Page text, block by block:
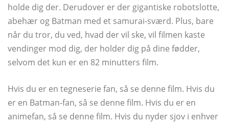
holde dig der. Derudover er der gigantiske robotslotte,
abehær og Batman med et samurai-sværd. Plus, bare
når du tror, ​​du ved, hvad der vil ske, vil filmen kaste
vendinger mod dig, der holder dig på dine fødder,
selvom det kun er en 82 minutters film.
Hvis du er en tegneserie fan, så se denne film. Hvis du
er en Batman-fan, så se denne film. Hvis du er en
animefan, så se denne film. Hvis du nyder sjov i enhver